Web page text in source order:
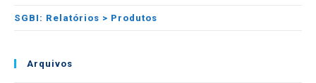
SGBI: Relatórios > Produtos
Arquivos